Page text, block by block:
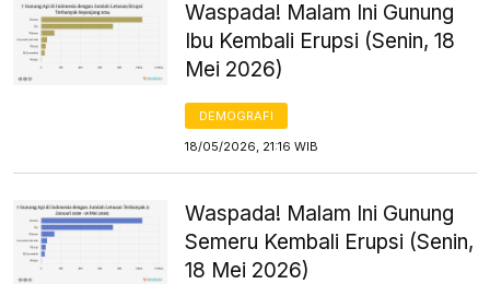
Waspada! Malam Ini Gunung
Ibu Kembali Erupsi (Senin, 18
Mei 2026)
DEMOGRAFI
18/05/2026, 21:16 WIB
Waspada! Malam Ini Gunung
Semeru Kembali Erupsi (Senin,
18 Mei 2026)